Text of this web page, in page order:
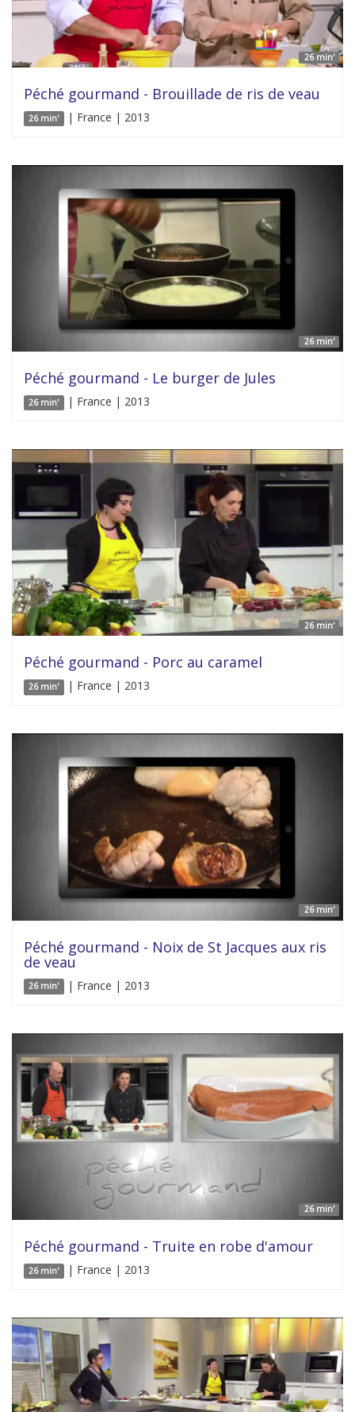
26 min'
Péché gourmand - Brouillade de ris de veau
26 min' | France | 2013
26 min'
Péché gourmand - Le burger de Jules
26 min' | France | 2013
26 min'
Péché gourmand - Porc au caramel
26 min' | France | 2013
26 min'
Péché gourmand - Noix de St Jacques aux ris
de veau
26 min' | France | 2013
26 min'
Péché gourmand - Truite en robe d'amour
26 min' | France | 2013